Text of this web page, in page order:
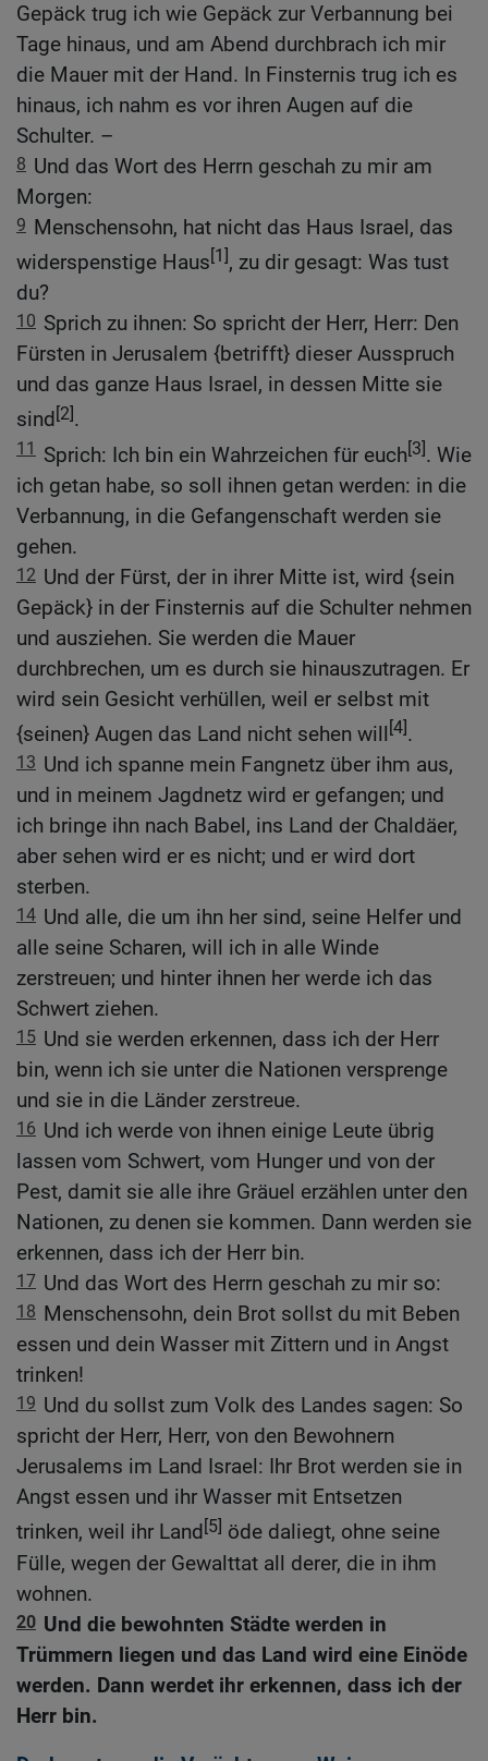
Gepäck trug ich wie Gepäck zur Verbannung bei
Tage hinaus, und am Abend durchbrach ich mir
die Mauer mit der Hand. In Finsternis trug ich es
hinaus, ich nahm es vor ihren Augen auf die
Schulter. –
8 Und das Wort des Herrn geschah zu mir am
Morgen:
9 Menschensohn, hat nicht das Haus Israel, das
widerspenstige Haus[1], zu dir gesagt: Was tust
du?
10 Sprich zu ihnen: So spricht der Herr, Herr: Den
Fürsten in Jerusalem {betrifft} dieser Ausspruch
und das ganze Haus Israel, in dessen Mitte sie
sind[2].
11 Sprich: Ich bin ein Wahrzeichen für euch[3]. Wie
ich getan habe, so soll ihnen getan werden: in die
Verbannung, in die Gefangenschaft werden sie
gehen.
12 Und der Fürst, der in ihrer Mitte ist, wird {sein
Gepäck} in der Finsternis auf die Schulter nehmen
und ausziehen. Sie werden die Mauer
durchbrechen, um es durch sie hinauszutragen. Er
wird sein Gesicht verhüllen, weil er selbst mit
{seinen} Augen das Land nicht sehen will [4].
13 Und ich spanne mein Fangnetz über ihm aus,
und in meinem Jagdnetz wird er gefangen; und
ich bringe ihn nach Babel, ins Land der Chaldäer,
aber sehen wird er es nicht; und er wird dort
sterben.
14 Und alle, die um ihn her sind, seine Helfer und
alle seine Scharen, will ich in alle Winde
zerstreuen; und hinter ihnen her werde ich das
Schwert ziehen.
15 Und sie werden erkennen, dass ich der Herr
bin, wenn ich sie unter die Nationen versprenge
und sie in die Länder zerstreue.
16 Und ich werde von ihnen einige Leute übrig
lassen vom Schwert, vom Hunger und von der
Pest, damit sie alle ihre Gräuel erzählen unter den
Nationen, zu denen sie kommen. Dann werden sie
erkennen, dass ich der Herr bin.
17 Und das Wort des Herrn geschah zu mir so:
18 Menschensohn, dein Brot sollst du mit Beben
essen und dein Wasser mit Zittern und in Angst
trinken!
19 Und du sollst zum Volk des Landes sagen: So
spricht der Herr, Herr, von den Bewohnern
Jerusalems im Land Israel: Ihr Brot werden sie in
Angst essen und ihr Wasser mit Entsetzen
trinken, weil ihr Land[5] öde daliegt, ohne seine
Fülle, wegen der Gewalttat all derer, die in ihm
wohnen.
20 Und die bewohnten Städte werden in
Trümmern liegen und das Land wird eine Einöde
werden. Dann werdet ihr erkennen, dass ich der
Herr bin.